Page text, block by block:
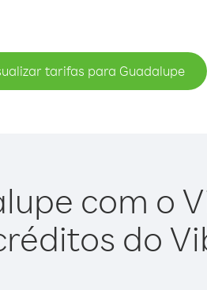
tarifas para Guadalupe
com o
do